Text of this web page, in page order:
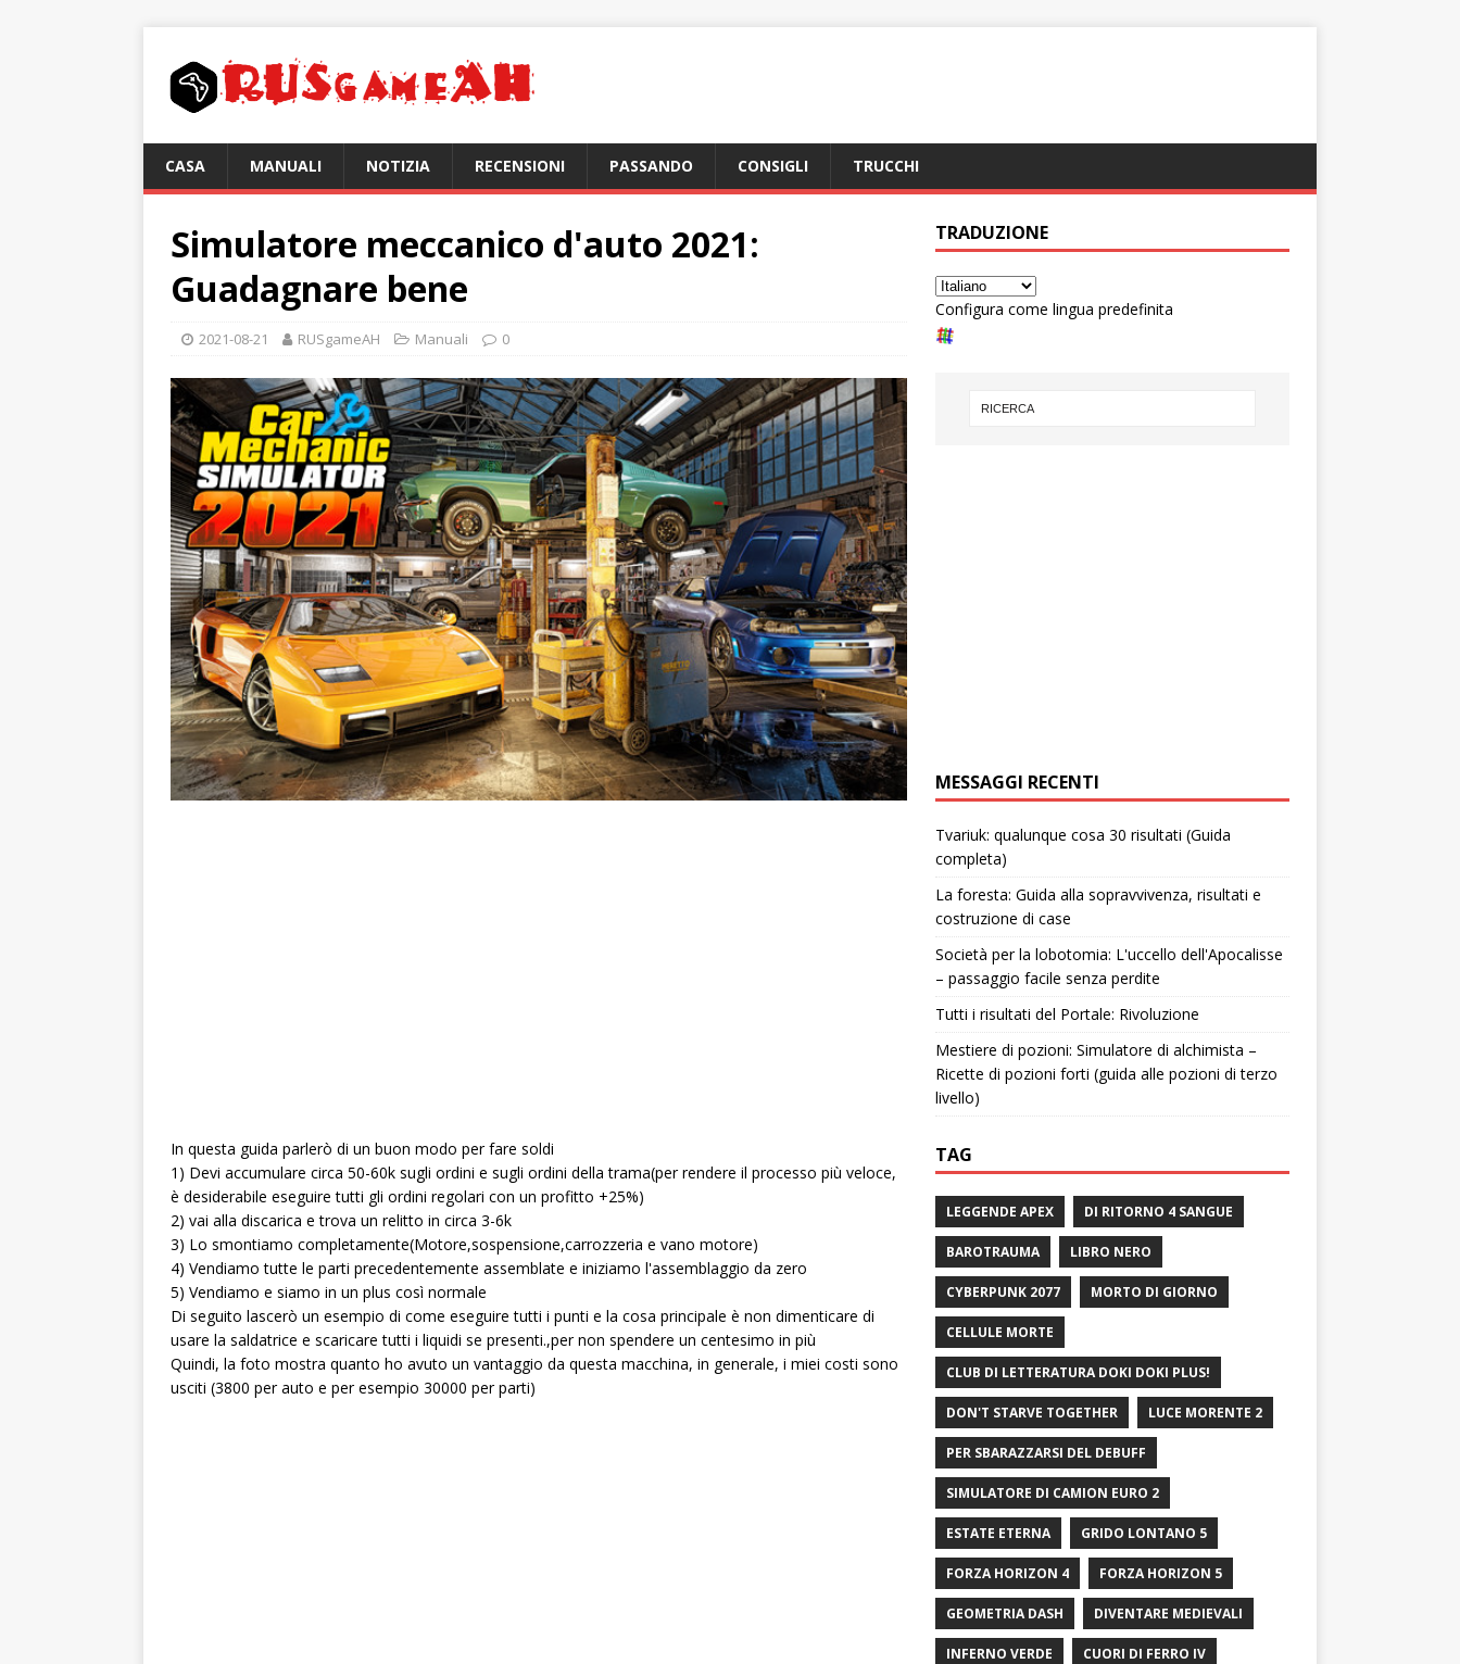
CASA MANUALI NOTIZIA RECENSIONI PASSANDO CONSIGLI TRUCCHI
Simulatore meccanico d'auto 2021:
Guadagnare bene
2021-08-21 RUSgameAH Manuali 0
In questa guida parlerò di un buon modo per fare soldi
1) Devi accumulare circa 50-60k sugli ordini e sugli ordini della trama(per rendere il processo più veloce,
è desiderabile eseguire tutti gli ordini regolari con un profitto +25%)
2) vai alla discarica e trova un relitto in circa 3-6k
3) Lo smontiamo completamente(Motore,sospensione,carrozzeria e vano motore)
4) Vendiamo tutte le parti precedentemente assemblate e iniziamo l'assemblaggio da zero
5) Vendiamo e siamo in un plus così normale
Di seguito lascerò un esempio di come eseguire tutti i punti e la cosa principale è non dimenticare di
usare la saldatrice e scaricare tutti i liquidi se presenti.,per non spendere un centesimo in più
Quindi, la foto mostra quanto ho avuto un vantaggio da questa macchina, in generale, i miei costi sono
usciti (3800 per auto e per esempio 30000 per parti)
TRADUZIONE
Configura come lingua predefinita
MESSAGGI RECENTI
Tvariuk: qualunque cosa 30 risultati (Guida
completa)
La foresta: Guida alla sopravvivenza, risultati e
costruzione di case
Società per la lobotomia: L'uccello dell'Apocalisse
– passaggio facile senza perdite
Tutti i risultati del Portale: Rivoluzione
Mestiere di pozioni: Simulatore di alchimista –
Ricette di pozioni forti (guida alle pozioni di terzo
livello)
TAG
LEGGENDE APEX DI RITORNO 4 SANGUE
BAROTRAUMA LIBRO NERO
CYBERPUNK 2077 MORTO DI GIORNO
CELLULE MORTE
CLUB DI LETTERATURA DOKI DOKI PLUS!
DON'T STARVE TOGETHER LUCE MORENTE 2
PER SBARAZZARSI DEL DEBUFF
SIMULATORE DI CAMION EURO 2
ESTATE ETERNA GRIDO LONTANO 5
FORZA HORIZON 4 FORZA HORIZON 5
GEOMETRIA DASH DIVENTARE MEDIEVALI
INFERNO VERDE CUORI DI FERRO IV